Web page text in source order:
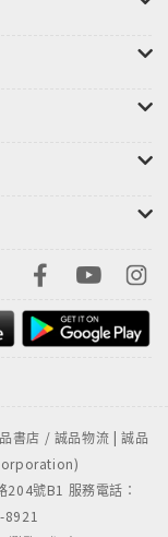
書店 / 誠品物流 | 誠品
號B1 服務電話：